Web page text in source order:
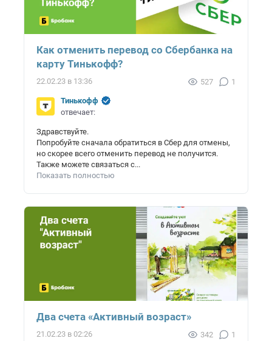
Как отменить перевод со Сбербанка на
карту Тинькофф?
22.02.23 в 13:36 527 1
Тинькофф
отвечает:
Здравствуйте.
Попробуйте сначала обратиться в Сбер для отмены,
но скорее всего отменить перевод не получится.
Также можете связаться с...
Показать полностью
Два счета «Активный возраст»
21.02.23 в 02:26 342 1